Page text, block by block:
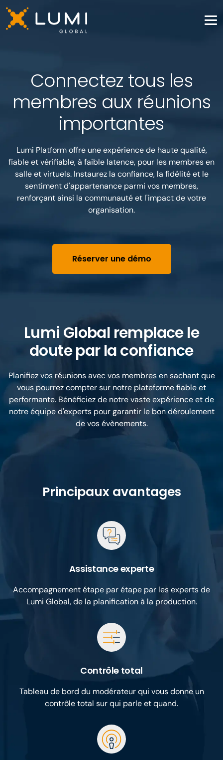
Connectez tous les
membres aux réunions
importantes
Lumi Platform offre une expérience de haute qualité,
fiable et vérifiable, à faible latence, pour les membres en
salle et virtuels. Instaurez la confiance, la fidélité et le
sentiment d'appartenance parmi vos membres,
renforçant ainsi la communauté et l'impact de votre
organisation.
Réserver une démo
Lumi Global remplace le
doute par la confiance
Planifiez vos réunions avec vos membres en sachant que
vous pourrez compter sur notre plateforme fiable et
performante. Bénéficiez de notre vaste expérience et de
notre équipe d'experts pour garantir le bon déroulement
de vos évènements.
Principaux avantages
Assistance experte
Accompagnement étape par étape par les experts de
Lumi Global, de la planification à la production.
Contrôle total
Tableau de bord du modérateur qui vous donne un
contrôle total sur qui parle et quand.